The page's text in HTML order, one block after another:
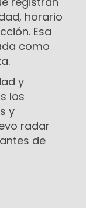
horario
Esa
como
y
los
y
radar
de